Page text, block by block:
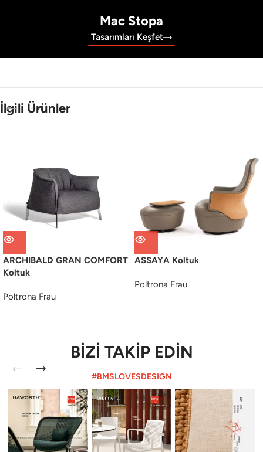
Mac Stopa
Tasarımları Keşfet
İlgili Ürünler
ARCHIBALD GRAN COMFORT
Koltuk
Poltrona Frau
ASSAYA Koltuk
Poltrona Frau
BİZİ TAKİP EDİN
#BMSLOVESDESIGN